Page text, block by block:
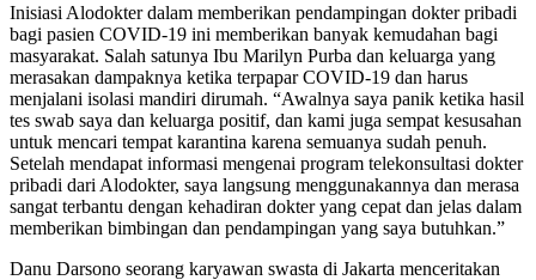
Inisiasi Alodokter dalam memberikan pendampingan dokter pribadi
bagi pasien COVID-19 ini memberikan banyak kemudahan bagi
masyarakat. Salah satunya Ibu Marilyn Purba dan keluarga yang
merasakan dampaknya ketika terpapar COVID-19 dan harus
menjalani isolasi mandiri dirumah. “Awalnya saya panik ketika hasil
tes swab saya dan keluarga positif, dan kami juga sempat kesusahan
untuk mencari tempat karantina karena semuanya sudah penuh.
Setelah mendapat informasi mengenai program telekonsultasi dokter
pribadi dari Alodokter, saya langsung menggunakannya dan merasa
sangat terbantu dengan kehadiran dokter yang cepat dan jelas dalam
memberikan bimbingan dan pendampingan yang saya butuhkan.”
Danu Darsono seorang karyawan swasta di Jakarta menceritakan